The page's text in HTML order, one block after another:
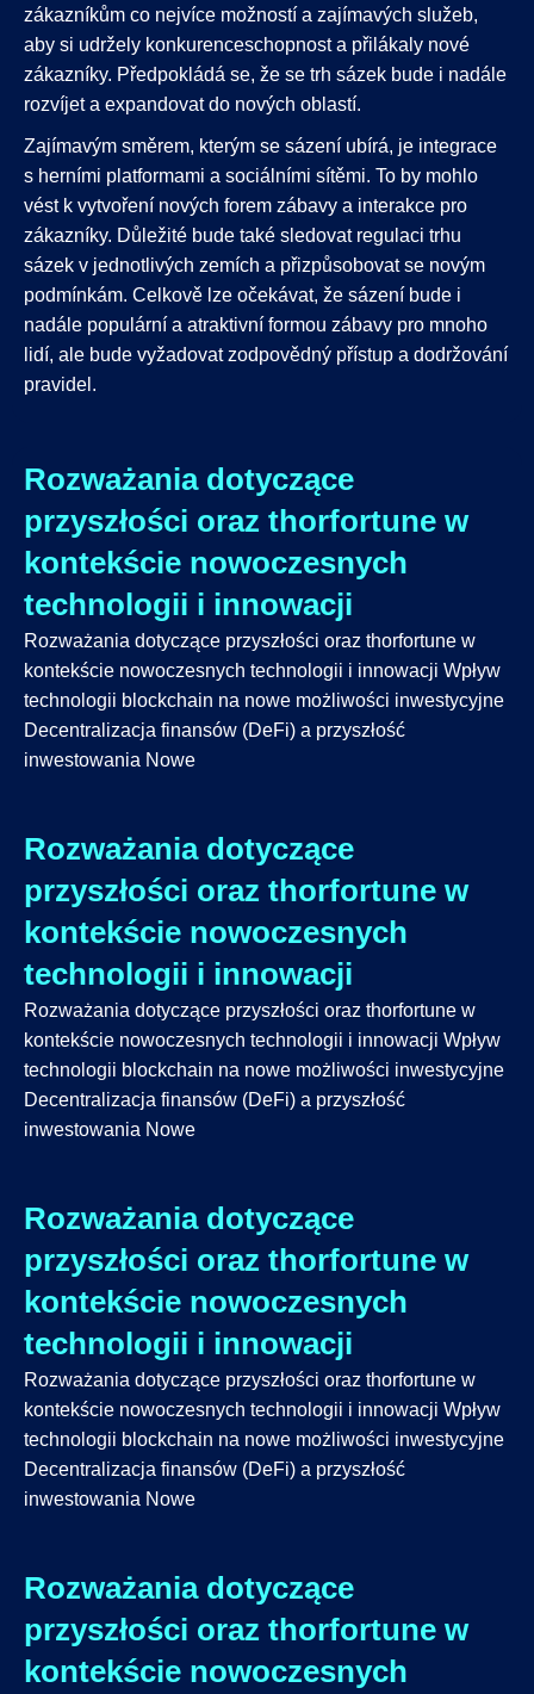
zákazníkům co nejvíce možností a zajímavých služeb,
aby si udržely konkurenceschopnost a přilákaly nové
zákazníky. Předpokládá se, že se trh sázek bude i nadále
rozvíjet a expandovat do nových oblastí.
Zajímavým směrem, kterým se sázení ubírá, je integrace
s herními platformami a sociálními sítěmi. To by mohlo
vést k vytvoření nových forem zábavy a interakce pro
zákazníky. Důležité bude také sledovat regulaci trhu
sázek v jednotlivých zemích a přizpůsobovat se novým
podmínkám. Celkově lze očekávat, že sázení bude i
nadále populární a atraktivní formou zábavy pro mnoho
lidí, ale bude vyžadovat zodpovědný přístup a dodržování
pravidel.
Rozważania dotyczące
przyszłości oraz thorfortune w
kontekście nowoczesnych
technologii i innowacji
Rozważania dotyczące przyszłości oraz thorfortune w
kontekście nowoczesnych technologii i innowacji Wpływ
technologii blockchain na nowe możliwości inwestycyjne
Decentralizacja finansów (DeFi) a przyszłość
inwestowania Nowe
Rozważania dotyczące
przyszłości oraz thorfortune w
kontekście nowoczesnych
technologii i innowacji
Rozważania dotyczące przyszłości oraz thorfortune w
kontekście nowoczesnych technologii i innowacji Wpływ
technologii blockchain na nowe możliwości inwestycyjne
Decentralizacja finansów (DeFi) a przyszłość
inwestowania Nowe
Rozważania dotyczące
przyszłości oraz thorfortune w
kontekście nowoczesnych
technologii i innowacji
Rozważania dotyczące przyszłości oraz thorfortune w
kontekście nowoczesnych technologii i innowacji Wpływ
technologii blockchain na nowe możliwości inwestycyjne
Decentralizacja finansów (DeFi) a przyszłość
inwestowania Nowe
Rozważania dotyczące
przyszłości oraz thorfortune w
kontekście nowoczesnych